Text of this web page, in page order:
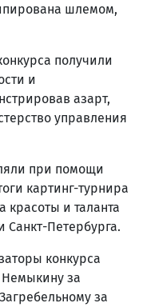
шлемом,
получили
и
азарт,
управления
при помощи
картинг-турнира
красоты и таланта
Петербурга.
конкурса
за
за